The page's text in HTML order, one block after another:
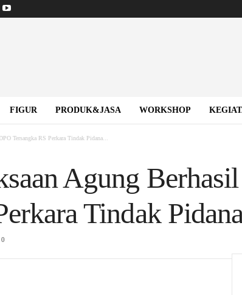
FIGUR PRODUK&JASA WORKSHOP
Tersangka RS Perkara Tindak Pidana...
Agung
Tindak
0